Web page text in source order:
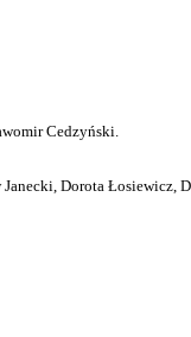
Cedzyński.
Dorota Łosiewicz,